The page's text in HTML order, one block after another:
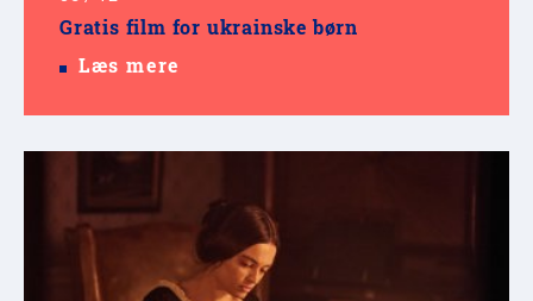
Gratis film for ukrainske børn
Læs mere